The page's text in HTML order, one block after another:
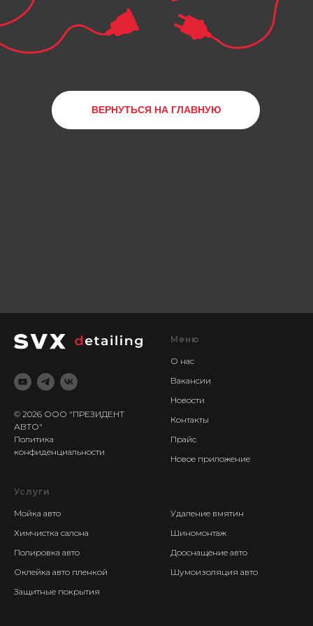
ВЕРНУТЬСЯ НА ГЛАВНУЮ
© 2026 ООО "ПРЕЗИДЕНТ
АВТО"
Политика
конфиденциальности
Меню
О нас
Вакансии
Новости
Контакты
Прайс
Новое приложение
Услуги
Мойка авто
Химчистка салона
Полировка авто
Оклейка авто пленкой
Защитные покрытия
Удаление вмятин
Шиномонтаж
Дооснащение авто
Шумоизоляция авто